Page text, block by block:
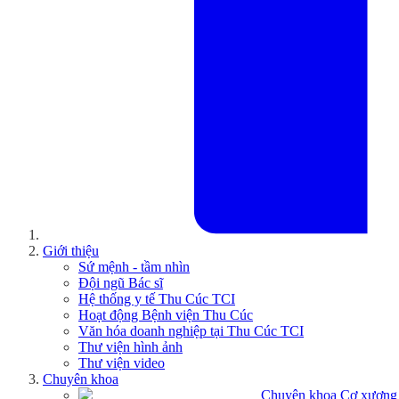
Giới thiệu
Sứ mệnh - tầm nhìn
Đội ngũ Bác sĩ
Hệ thống y tế Thu Cúc TCI
Hoạt động Bệnh viện Thu Cúc
Văn hóa doanh nghiệp tại Thu Cúc TCI
Thư viện hình ảnh
Thư viện video
Chuyên khoa
Chuyên khoa Cơ